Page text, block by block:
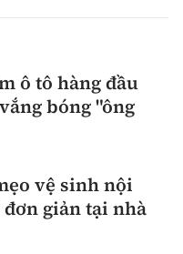
ô tô hàng đầu
bóng "ông
vệ sinh nội
giản tại nhà